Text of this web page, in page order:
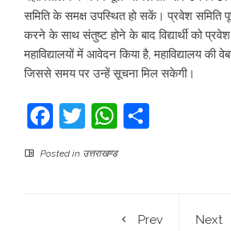
समिति के समक्ष उपस्थित हो सकें। प्रवेश समिति
करने के साथ संतुष्ट होने के बाद विद्यार्थी को प्रवेश
महाविद्यालयों में आवेदन किया है, महाविद्यालय की
जिससे समय पर उन्हें सूचना मिल सकेगी।
Facebook
TwitterWhatsApp
Posted in उत्तराखण्ड
Prev
Next